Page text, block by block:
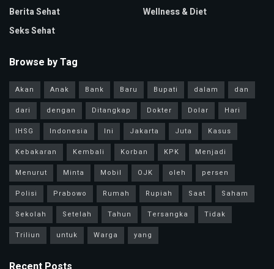
Berita Sehat
Seks Sehat
Wellness & Diet
Browse by Tag
Akan Anak Bank Baru Bupati dalam
dan
dari
dengan Ditangkap Dokter Dolar
Hari
IHSG
Indonesia Ini Jakarta Juta
Kasus
Kebakaran
Kembali Korban KPK
Menjadi
Menurut
Minta Mobil OJK oleh
persen
Polisi
Prabowo Rumah Rupiah Saat
Saham
Sekolah
Setelah Tahun Tersangka
Tidak
Triliun
untuk Warga yang